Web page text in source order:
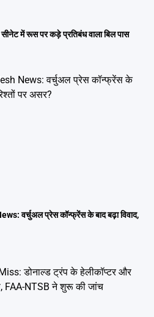
में रूस पर कड़े प्रतिबंध वाला बिल पास
वर्चुअल प्रेस कॉन्फ्रेंस के बाद बढ़ा विवाद,